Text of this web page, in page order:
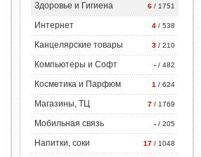
6 / 1751
Здоровье и Гигиена
4 / 538
Интернет
3 / 210
Канцелярские товары
- / 482
Компьютеры и Софт
1 / 624
Косметика и Парфюм
7 / 1769
Магазины, ТЦ
- / 205
Мобильная связь
17 / 1048
Напитки, соки